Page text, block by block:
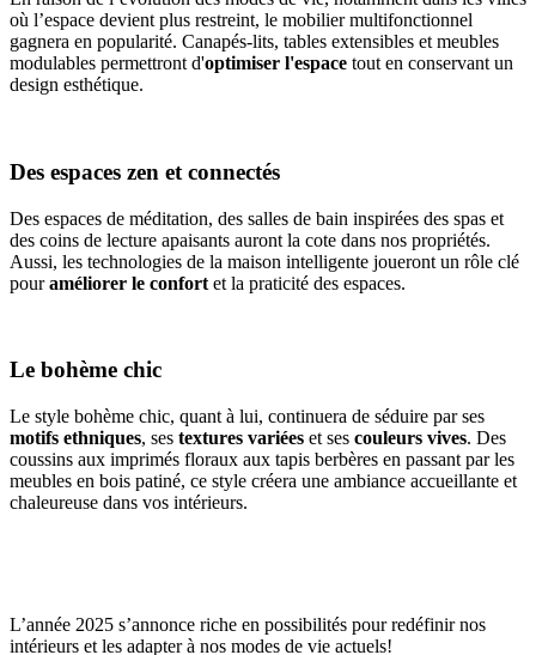
où l’espace devient plus restreint, le mobilier multifonctionnel
gagnera en popularité. Canapés-lits, tables extensibles et meubles
modulables permettront d'optimiser l'espace tout en conservant un
design esthétique.
Des espaces zen et connectés
Des espaces de méditation, des salles de bain inspirées des spas et
des coins de lecture apaisants auront la cote dans nos propriétés.
Aussi, les technologies de la maison intelligente joueront un rôle clé
pouraméliorer le confort et la praticité des espaces.
Le bohème chic
Le style bohème chic, quant à lui, continuera de séduire par ses
motifs ethniques, ses textures variées et ses couleurs vives. Des
coussins aux imprimés floraux aux tapis berbères en passant par les
meubles en bois patiné, ce style créera une ambiance accueillante et
chaleureuse dans vos intérieurs.
L’année 2025 s’annonce riche en possibilités pour redéfinir nos
intérieurs et les adapter à nos modes de vie actuels!